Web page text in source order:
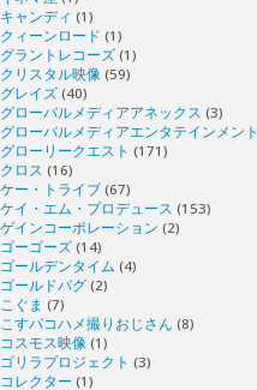
キャンディ (1)
クィーンロード (1)
グラントレコーズ (1)
クリスタル映像 (59)
グレイズ (40)
グローバルメディアアネックス (3)
グローバルメディアエンタテインメント
グローリークエスト (171)
クロス (16)
ケー・トライブ (67)
ケイ・エム・プロデュース (153)
ゲインコーポレーション (2)
ゴーゴーズ (14)
ゴールデンタイム (4)
ゴールドバグ (2)
こぐま (7)
こすパコハメ撮りおじさん (8)
コスモス映像 (1)
ゴリラプロジェクト (3)
コレクター (1)